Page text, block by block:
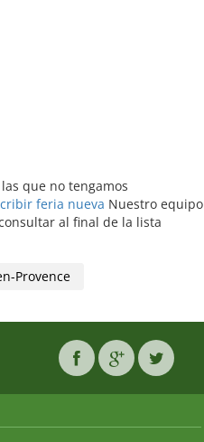
que no tengamos
feria nueva Nuestro equipo
al final de la lista
Provence